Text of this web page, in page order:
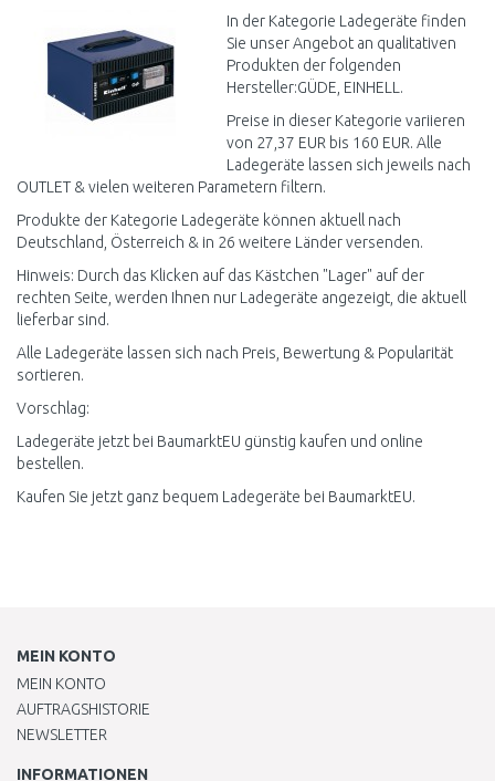
Vergleichen
In der Kategorie Ladegeräte finden
Sie unser Angebot an qualitativen
Produkten der folgenden
Hersteller:GÜDE, EINHELL.
Preise in dieser Kategorie variieren
von 27,37 EUR bis 160 EUR. Alle
Ladegeräte lassen sich jeweils nach
OUTLET & vielen weiteren Parametern filtern.
Produkte der Kategorie Ladegeräte können aktuell nach
Deutschland, Österreich & in 26 weitere Länder versenden.
Hinweis: Durch das Klicken auf das Kästchen "Lager" auf der
rechten Seite, werden Ihnen nur Ladegeräte angezeigt, die aktuell
lieferbar sind.
Alle Ladegeräte lassen sich nach Preis, Bewertung & Popularität
sortieren.
Vorschlag:
Ladegeräte jetzt bei BaumarktEU günstig kaufen und online
bestellen.
Kaufen Sie jetzt ganz bequem Ladegeräte bei BaumarktEU.
MEIN KONTO
MEIN KONTO
AUFTRAGSHISTORIE
NEWSLETTER
INFORMATIONEN